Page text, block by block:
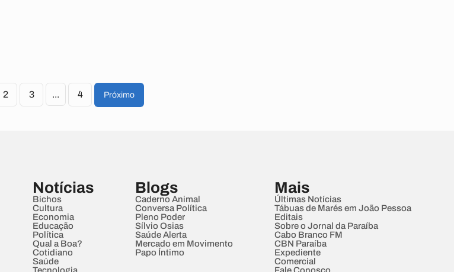
2 3 ... 4 Próximo
Notícias
Bichos
Cultura
Economia
Educação
Política
Qual a Boa?
Cotidiano
Saúde
Blogs
Caderno Animal
Conversa Política
Pleno Poder
Sílvio Osias
Saúde Alerta
Mercado em Movimento
Papo Íntimo
Mais
Últimas Notícias
Tábuas de Marés em João Pessoa
Editais
Sobre o Jornal da Paraíba
Cabo Branco FM
CBN Paraíba
Expediente
Comercial